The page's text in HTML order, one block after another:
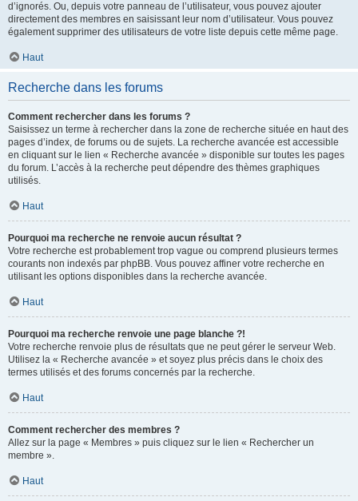
d’ignorés. Ou, depuis votre panneau de l’utilisateur, vous pouvez ajouter
directement des membres en saisissant leur nom d’utilisateur. Vous pouvez
également supprimer des utilisateurs de votre liste depuis cette même page.
Haut
Recherche dans les forums
Comment rechercher dans les forums ?
Saisissez un terme à rechercher dans la zone de recherche située en haut des
pages d’index, de forums ou de sujets. La recherche avancée est accessible
en cliquant sur le lien « Recherche avancée » disponible sur toutes les pages
du forum. L’accès à la recherche peut dépendre des thèmes graphiques
utilisés.
Haut
Pourquoi ma recherche ne renvoie aucun résultat ?
Votre recherche est probablement trop vague ou comprend plusieurs termes
courants non indexés par phpBB. Vous pouvez affiner votre recherche en
utilisant les options disponibles dans la recherche avancée.
Haut
Pourquoi ma recherche renvoie une page blanche ?!
Votre recherche renvoie plus de résultats que ne peut gérer le serveur Web.
Utilisez la « Recherche avancée » et soyez plus précis dans le choix des
termes utilisés et des forums concernés par la recherche.
Haut
Comment rechercher des membres ?
Allez sur la page « Membres » puis cliquez sur le lien « Rechercher un
membre ».
Haut